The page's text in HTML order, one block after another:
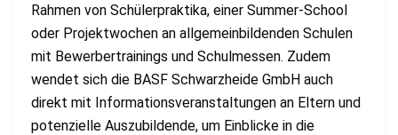
Rahmen von Schülerpraktika, einer Summer-School
oder Projektwochen an allgemeinbildenden Schulen
mit Bewerbertrainings und Schulmessen. Zudem
wendet sich die BASF Schwarzheide GmbH auch
direkt mit Informationsveranstaltungen an Eltern und
potenzielle Auszubildende, um Einblicke in die